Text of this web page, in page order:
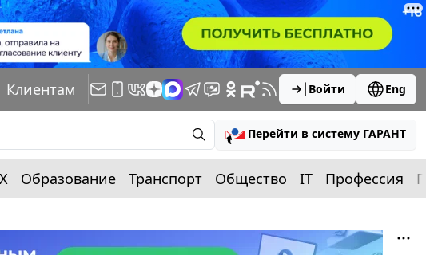
Клиентам Войти Eng
Перейти в систему ГАРАНТ
Образование Транспорт Общество IT Профессия